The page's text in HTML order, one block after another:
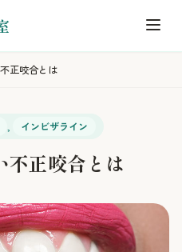
正咬合とは
インビザライン
不正咬合とは